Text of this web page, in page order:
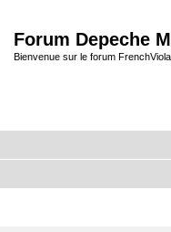
Forum Depeche
Bienvenue sur le forum